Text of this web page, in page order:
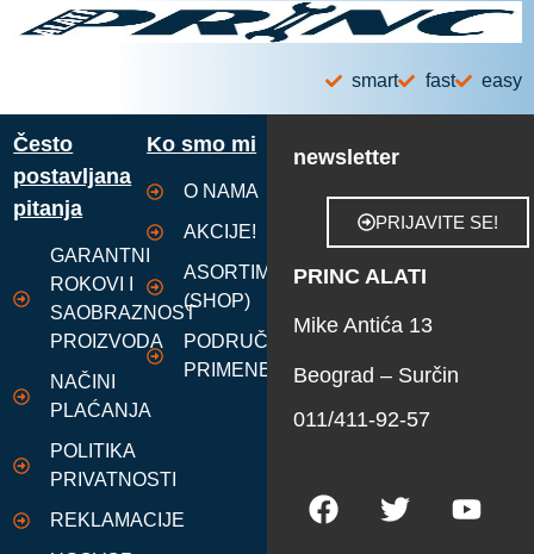
smart fast easy
Često
postavljana
pitanja
GARANTNI
ROKOVI I
SAOBRAZNOST
PROIZVODA
NAČINI
PLAĆANJA
POLITIKA
PRIVATNOSTI
REKLAMACIJE
Ko smo mi
O NAMA
AKCIJE!
ASORTIMAN
(SHOP)
PODRUČJA
PRIMENE
newsletter
PRIJAVITE SE!
PRINC ALATI
Mike Antića 13
Beograd – Surčin
011/411-92-57